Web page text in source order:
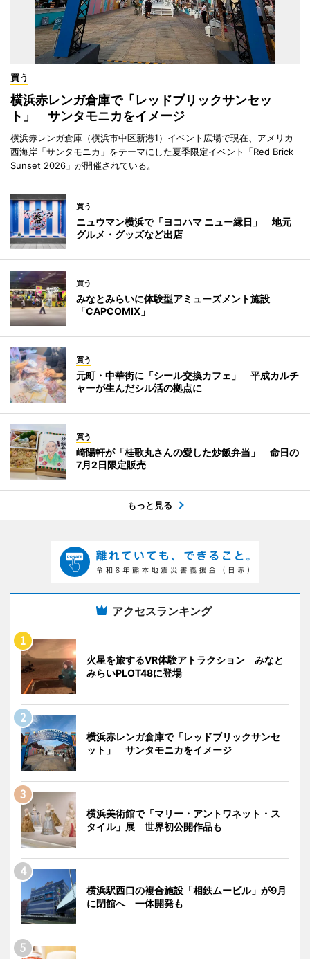
買う
横浜赤レンガ倉庫で「レッドブリックサンセッ
ト」 サンタモニカをイメージ
横浜赤レンガ倉庫（横浜市中区新港1）イベント広場で現在、アメリカ
西海岸「サンタモニカ」をテーマにした夏季限定イベント「Red Brick
Sunset 2026」が開催されている。
買う
ニュウマン横浜で「ヨコハマ ニュー縁日」 地元
グルメ・グッズなど出店
買う
みなとみらいに体験型アミューズメント施設
「CAPCOMIX」
買う
元町・中華街に「シール交換カフェ」 平成カルチ
ャーが生んだシル活の拠点に
買う
崎陽軒が「桂歌丸さんの愛した炒飯弁当」 命日の
7月2日限定販売
もっと見る
アクセスランキング
火星を旅するVR体験アトラクション みなと
みらいPLOT48に登場
横浜赤レンガ倉庫で「レッドブリックサンセ
ット」 サンタモニカをイメージ
横浜美術館で「マリー・アントワネット・ス
タイル」展 世界初公開作品も
横浜駅西口の複合施設「相鉄ムービル」が9月
に閉館へ 一体開発も